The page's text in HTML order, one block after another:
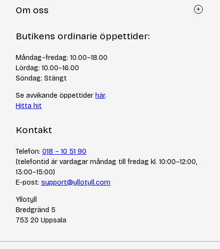
Återköp via formulär
Frågor och svar
Cookiepolicy
Integritetspolicy
Om oss
Om Yllotyll
Kurser & events
Tips & tekniker
Varumärken
Jobba hos oss
Butikens ordinarie öppettider:
Måndag–fredag: 10.00–18.00
Lördag: 10.00–16.00
Söndag: Stängt
Se avvikande öppettider här.
Hitta hit
Kontakt
Telefon: 018 – 10 51 90
(telefontid är vardagar måndag till fredag kl. 10:00–12:00,
13:00–15:00)
E-post: support@yllotyll.com
Yllotyll
Bredgränd 5
753 20 Uppsala